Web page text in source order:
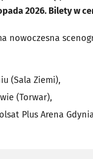
2026. Bilety w
nowoczesna
(Sala Ziemi),
(Torwar),
Plus Arena